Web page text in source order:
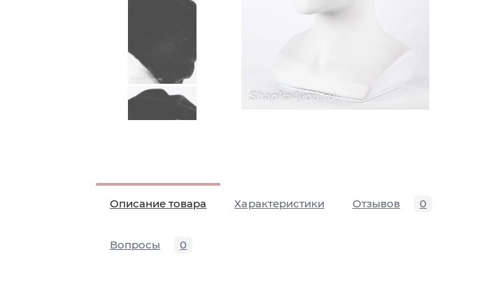
Описание товара Характеристики Отзывов 0
Вопросы 0